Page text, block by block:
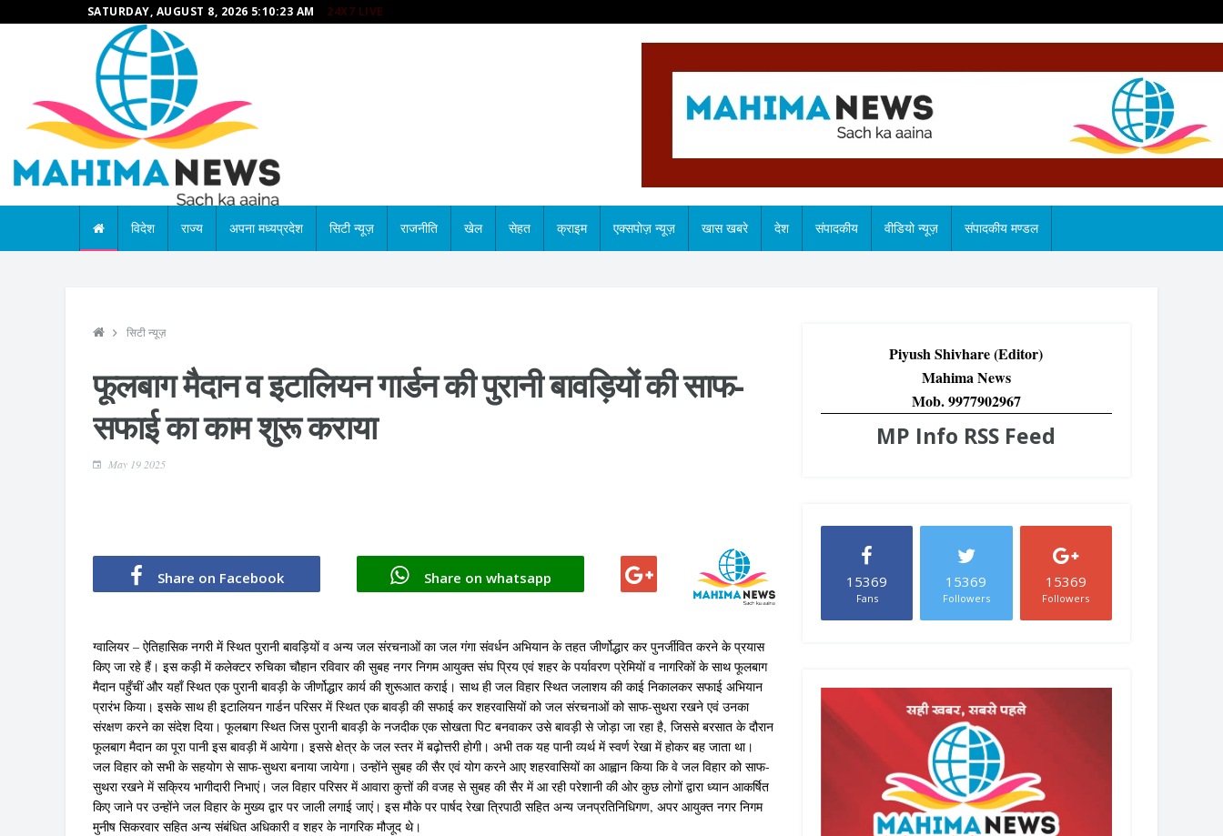
SATURDAY, AUGUST 8, 2026 5:10:24 AM 24X7 LIVE
विदेश राज्य अपना मध्यप्रदेश सिटी न्यूज़ राजनीति खेल सेहत क्राइम एक्सपोज़ न्यूज़ खास खबरे देश संपादकीय वीडियो न्यूज़ संपादकीय मण्डल
सिटी न्यूज़
फूलबाग मैदान व इटालियन गार्डन की पुरानी बावड़ियों की साफ-
सफाई का काम शुरू कराया
May 19 2025
Share on Facebook Share on whatsapp
ग्वालियर – ऐतिहासिक नगरी में स्थित पुरानी बावड़ियों व अन्य जल संरचनाओं का जल गंगा संवर्धन अभियान के तहत जीर्णोद्धार कर पुनर्जीवित करने के प्रयास
किए जा रहे हैं। इस कड़ी में कलेक्टर रुचिका चौहान रविवार की सुबह नगर निगम आयुक्त संघ प्रिय एवं शहर के पर्यावरण प्रेमियों व नागरिकों के साथ फूलबाग
मैदान पहुँचीं और यहाँ स्थित एक पुरानी बावड़ी के जीर्णोद्धार कार्य की शुरूआत कराई। साथ ही जल विहार स्थित जलाशय की काई निकालकर सफाई अभियान
प्रारंभ किया। इसके साथ ही इटालियन गार्डन परिसर में स्थित एक बावड़ी की सफाई कर शहरवासियों को जल संरचनाओं को साफ-सुथरा रखने एवं उनका
संरक्षण करने का संदेश दिया। फूलबाग स्थित जिस पुरानी बावड़ी के नजदीक एक सोखता पिट बनवाकर उसे बावड़ी से जोड़ा जा रहा है, जिससे बरसात के दौरान
फूलबाग मैदान का पूरा पानी इस बावड़ी में आयेगा। इससे क्षेत्र के जल स्तर में बढ़ोत्तरी होगी। अभी तक यह पानी व्यर्थ में स्वर्ण रेखा में होकर बह जाता था।
जल विहार को सभी के सहयोग से साफ-सुथरा बनाया जायेगा। उन्होंने सुबह की सैर एवं योग करने आए शहरवासियों का आह्वान किया कि वे जल विहार को साफ-
सुथरा रखने में सक्रिय भागीदारी निभाएं। जल विहार परिसर में आवारा कुत्तों की वजह से सुबह की सैर में आ रही परेशानी की ओर कुछ लोगों द्वारा ध्यान आकर्षित
किए जाने पर उन्होंने जल विहार के मुख्य द्वार पर जाली लगाई जाएं। इस मौके पर पार्षद रेखा त्रिपाठी सहित अन्य जनप्रतिनिधिगण, अपर आयुक्त नगर निगम
मुनीष सिकरवार सहित अन्य संबंधित अधिकारी व शहर के नागरिक मौजूद थे।
Piyush Shivhare (Editor)
Mahima News
Mob. 9977902967
MP Info RSS Feed
15369
Fans
15369
Followers
15369
Followers